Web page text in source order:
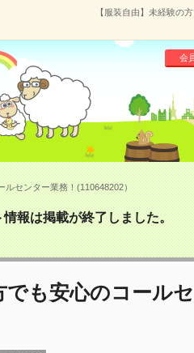
【服装自由】未経験の
会
ルセンター業務！(110648202）
報は掲載が終了しました。
でも安心のコール